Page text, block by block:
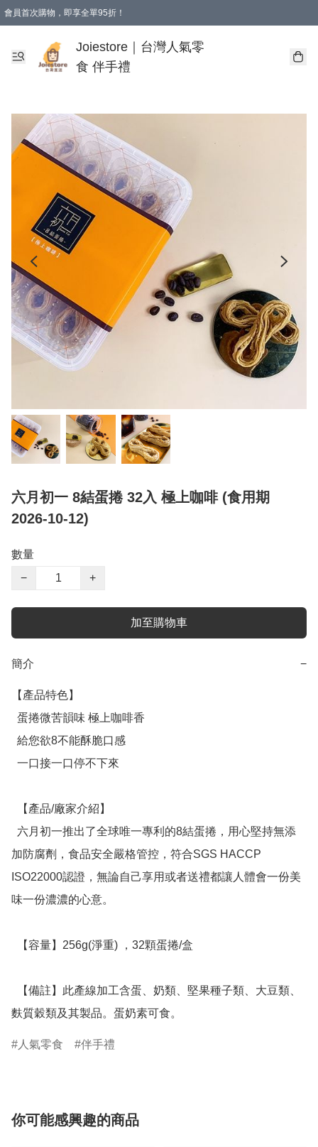
會員首次購物，即享全單95折！
購物滿 HKD 350.00即享免運費優惠！（適用於 本地送貨、本地取貨 )
Joiestore｜台灣人氣零
食 伴手禮
六月初一 8結蛋捲 32入 極上咖啡 (食用期
2026-10-12)
數量
−
+
加至購物車
簡介 −
【產品特色】
加防腐劑，食品安全嚴格管控，符合SGS HACCP
ISO22000認證，無論自己享用或者送禮都讓人體會一份美
味一份濃濃的心意。
麩質穀類及其製品。蛋奶素可食。
人氣零食 伴手禮
你可能感興趣的商品